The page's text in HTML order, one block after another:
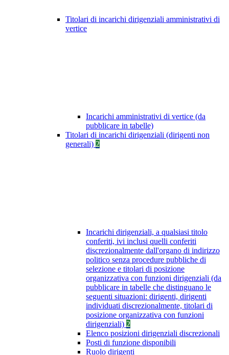
Titolari di incarichi dirigenziali amministrativi di
vertice
Incarichi amministrativi di vertice (da
pubblicare in tabelle)
Titolari di incarichi dirigenziali (dirigenti non
generali) 2
Incarichi dirigenziali, a qualsiasi titolo
conferiti, ivi inclusi quelli conferiti
discrezionalmente dall'organo di indirizzo
politico senza procedure pubbliche di
selezione e titolari di posizione
organizzativa con funzioni dirigenziali (da
pubblicare in tabelle che distinguano le
seguenti situazioni: dirigenti, dirigenti
individuati discrezionalmente, titolari di
posizione organizzativa con funzioni
dirigenziali) 2
Elenco posizioni dirigenziali discrezionali
Posti di funzione disponibili
Ruolo dirigenti